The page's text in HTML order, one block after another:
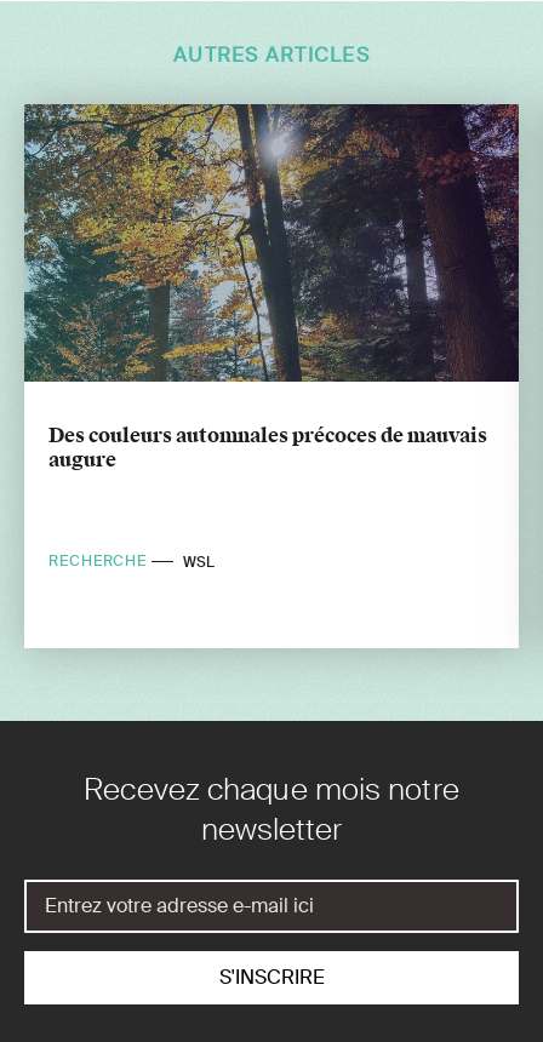
AUTRES ARTICLES
Des couleurs automnales précoces de mauvais
augure
RECHERCHE WSL
Recevez chaque mois notre
newsletter